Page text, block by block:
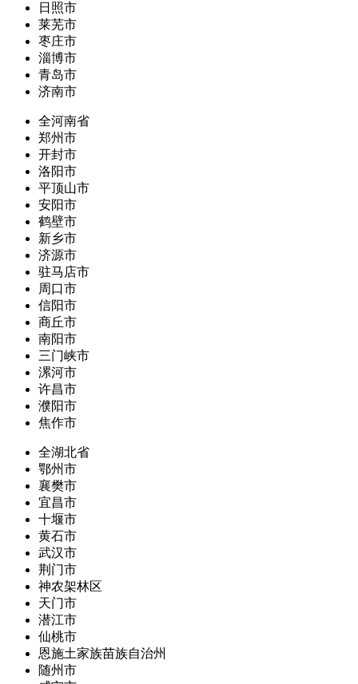
日照市
莱芜市
枣庄市
淄博市
青岛市
济南市
全河南省
郑州市
开封市
洛阳市
平顶山市
安阳市
鹤壁市
新乡市
济源市
驻马店市
周口市
信阳市
商丘市
南阳市
三门峡市
漯河市
许昌市
濮阳市
焦作市
全湖北省
鄂州市
襄樊市
宜昌市
十堰市
黄石市
武汉市
荆门市
神农架林区
天门市
潜江市
仙桃市
恩施土家族苗族自治州
随州市